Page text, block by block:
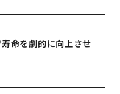
命を劇的に向上させ